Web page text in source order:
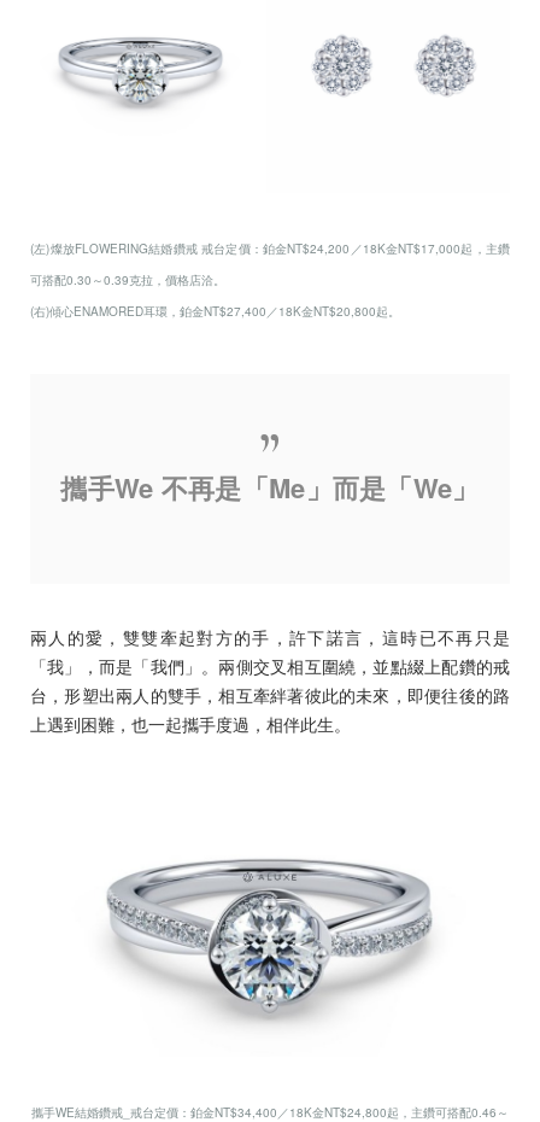
(左)燦放FLOWERING結婚鑽戒 戒台定價：鉑金NT$24,200／18K金NT$17,000起，主鑽
可搭配0.30～0.39克拉，價格店洽。
(右)傾心ENAMORED耳環，鉑金NT$27,400／18K金NT$20,800起。
攜手We 不再是「Me」而是「We」
兩人的愛，雙雙牽起對方的手，許下諾言，這時已不再只是
「我」，而是「我們」。兩側交叉相互圍繞，並點綴上配鑽的戒
台，形塑出兩人的雙手，相互牽絆著彼此的未來，即便往後的路
上遇到困難，也一起攜手度過，相伴此生。
攜手WE結婚鑽戒_戒台定價：鉑金NT$34,400／18K金NT$24,800起，主鑽可搭配0.46～